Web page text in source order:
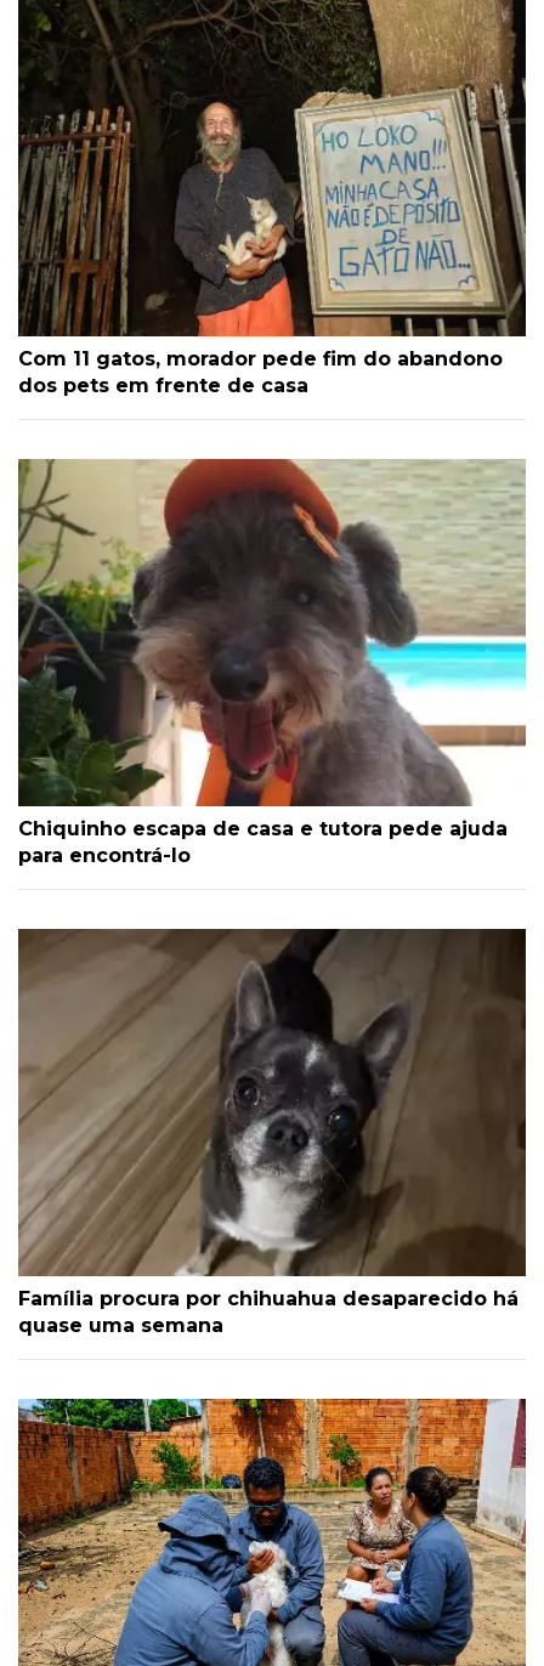
Com 11 gatos, morador pede fim do abandono
dos pets em frente de casa
Chiquinho escapa de casa e tutora pede ajuda
para encontrá-lo
Família procura por chihuahua desaparecido há
quase uma semana